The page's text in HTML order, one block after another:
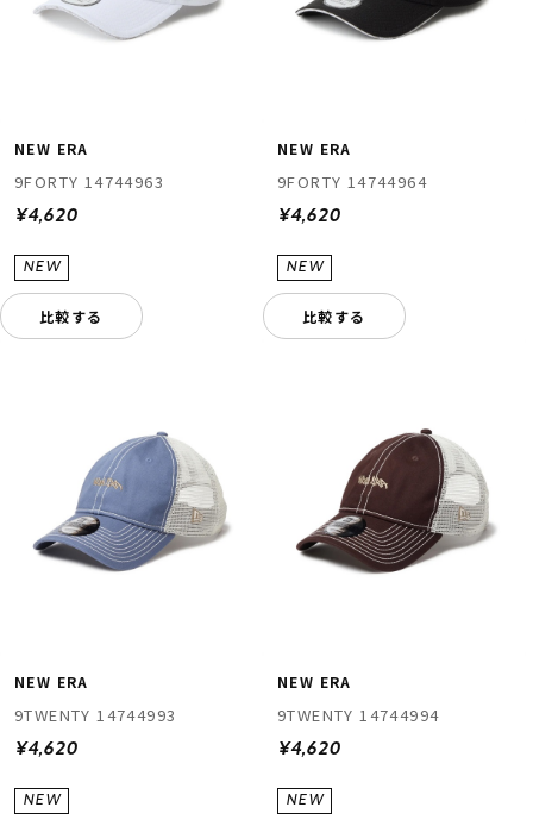
NEW ERA
9FORTY 14744963
¥4,620
比較する
NEW ERA
9FORTY 14744964
¥4,620
比較する
NEW ERA
9TWENTY 14744993
¥4,620
NEW ERA
9TWENTY 14744994
¥4,620